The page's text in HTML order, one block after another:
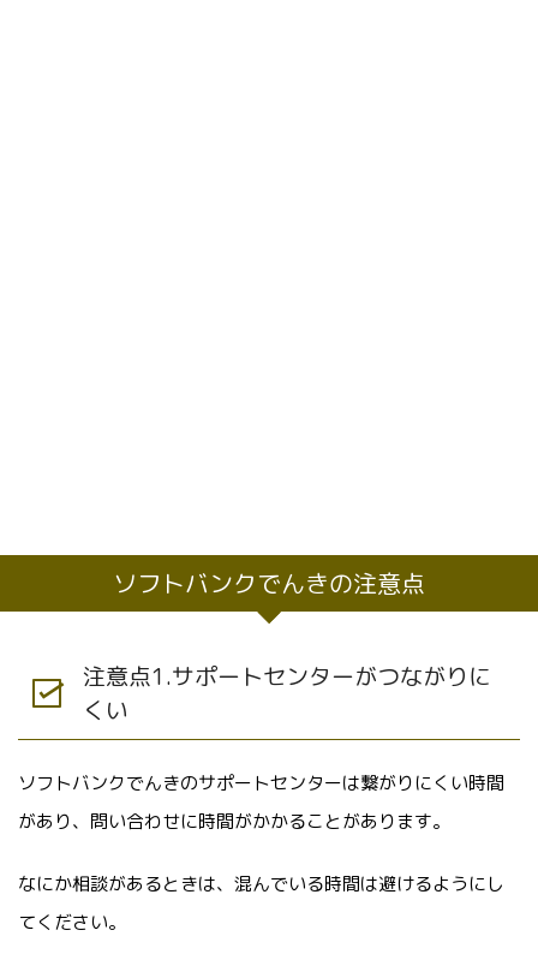
ソフトバンクでんきの注意点
注意点1.サポートセンターがつながりに
くい
ソフトバンクでんきのサポートセンターは繋がりにくい時間
があり、問い合わせに時間がかかることがあります。
なにか相談があるときは、混んでいる時間は避けるようにし
てください。